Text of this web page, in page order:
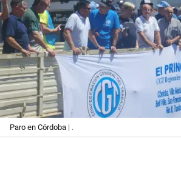
Paro en Córdoba | .